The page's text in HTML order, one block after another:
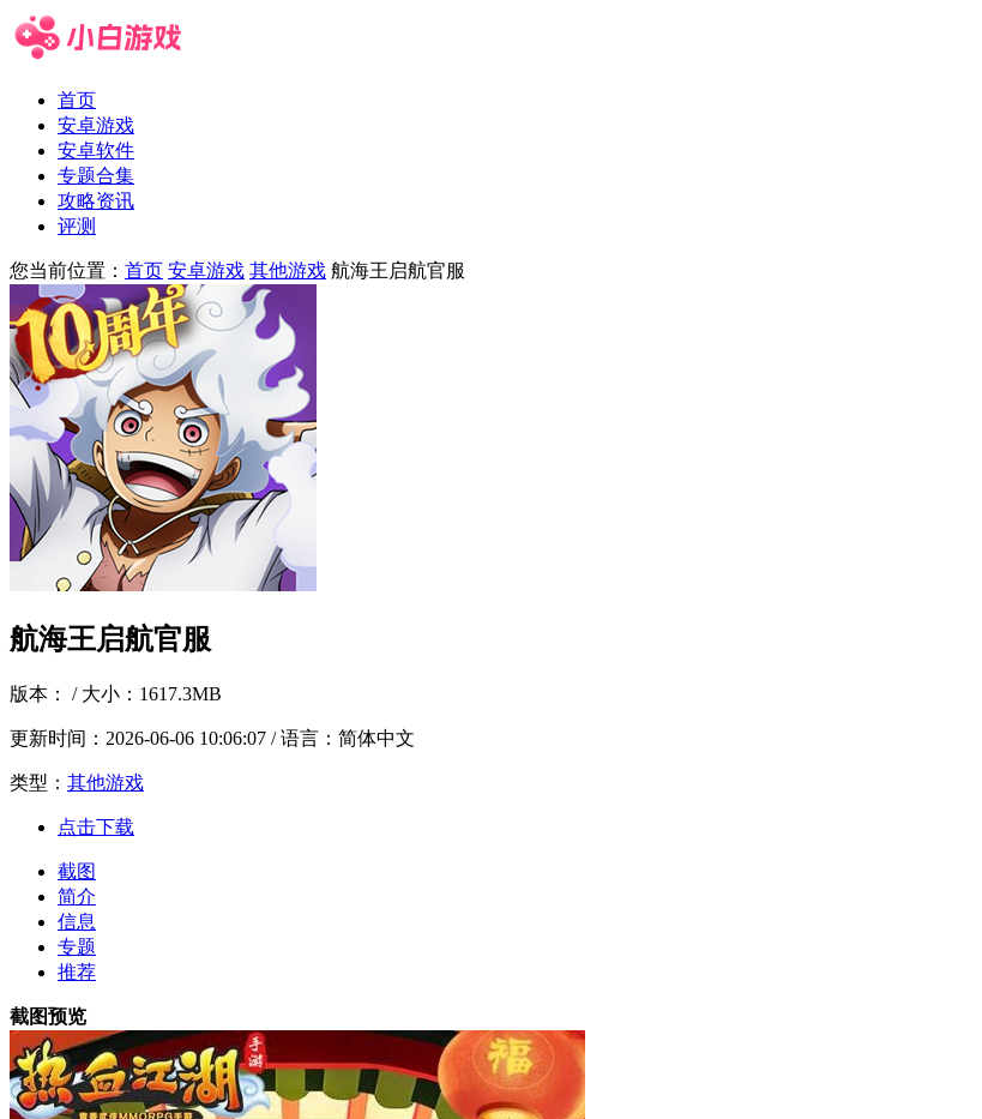
首页
安卓游戏
安卓软件
专题合集
攻略资讯
评测
您当前位置： 首页 安卓游戏 其他游戏 航海王启航官服
航海王启航官服
版本： / 大小：1617.3MB
更新时间： 2026-06-06 10:06:07 / 语言：简体中文
类型： 其他游戏
点击下载
截图
简介
信息
专题
推荐
截图预览